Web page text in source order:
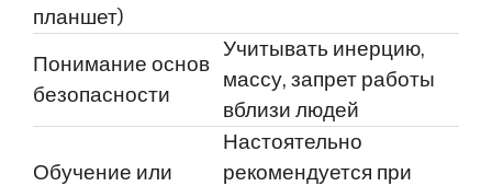
планшет)
Понимание основ
безопасности
Учитывать инерцию,
массу, запрет работы
вблизи людей
Обучение или
Настоятельно
рекомендуется при